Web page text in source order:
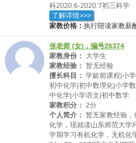
科2020.6-2020.7初三科学
了解详情>>>
家教价格： 执行陪读家教薪
张老师 (女)，编号26374
家教身份：
大学生
家教经验： 暂无经验
擅长科目： 学龄前课程|小
初中化学|初中数理化|小学
中化学|小学语文|初中数学
家教积分：
2分
个人简介： 暂无家教经验
化学，现就读山东师范大学
学期学习有机化学，无机化